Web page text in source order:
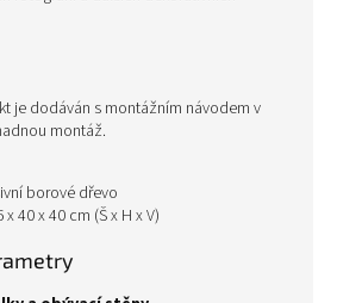
je dodáván s montážním návodem v
montáž.
borové dřevo
40 x 40 cm (Š x H x V)